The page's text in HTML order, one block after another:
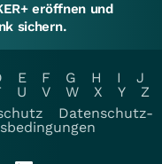
eröffnen und
sichern.
E F G H I
J
U V W X Y
Z
Datenschutz-